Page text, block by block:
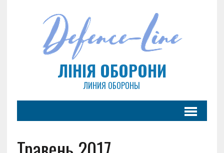
ЛІНІЯ ОБОРОНИ
ЛИНИЯ ОБОРОНЫ